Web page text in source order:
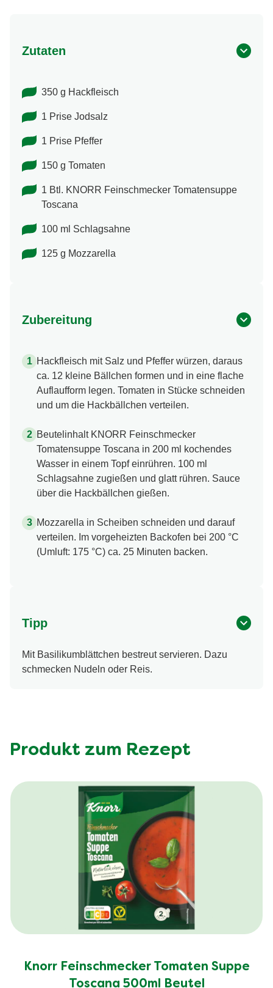
Zutaten
350 g Hackfleisch
1 Prise Jodsalz
1 Prise Pfeffer
150 g Tomaten
1 Btl. KNORR Feinschmecker Tomatensuppe
Toscana
100 ml Schlagsahne
125 g Mozzarella
Zubereitung
Hackfleisch mit Salz und Pfeffer würzen, daraus
ca. 12 kleine Bällchen formen und in eine flache
Auflaufform legen. Tomaten in Stücke schneiden
und um die Hackbällchen verteilen.
Beutelinhalt KNORR Feinschmecker
Tomatensuppe Toscana in 200 ml kochendes
Wasser in einem Topf einrühren. 100 ml
Schlagsahne zugießen und glatt rühren. Sauce
über die Hackbällchen gießen.
Mozzarella in Scheiben schneiden und darauf
verteilen. Im vorgeheizten Backofen bei 200 °C
(Umluft: 175 °C) ca. 25 Minuten backen.
Tipp
Mit Basilikumblättchen bestreut servieren. Dazu
schmecken Nudeln oder Reis.
Produkt zum Rezept
Knorr Feinschmecker Tomaten Suppe
Toscana 500ml Beutel